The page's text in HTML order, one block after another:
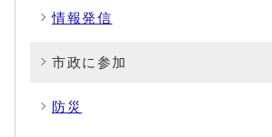
情報発信
市政に参加
防災